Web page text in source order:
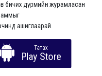
бичих дүрмийн журамласан
ашиглаарай.
Татах
Play Store